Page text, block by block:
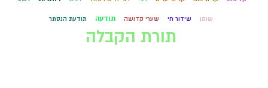
שומן שידור חי שערי קדושה תודעה תודעת הנסתר
תורת הקבלה